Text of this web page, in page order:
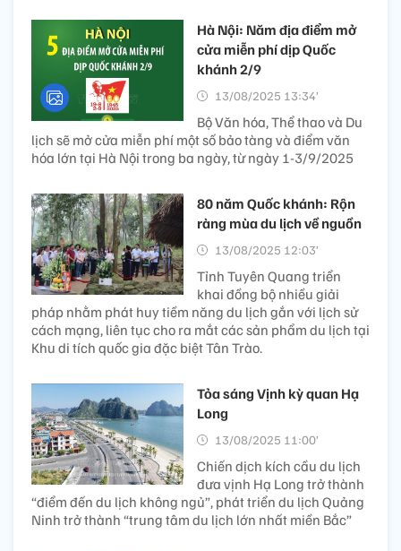
Hà Nội: Năm địa điểm mở
cửa miễn phí dịp Quốc
khánh 2/9
13/08/2025 13:34’
Bộ Văn hóa, Thể thao và Du
lịch sẽ mở cửa miễn phí một số bảo tàng và điểm văn
hóa lớn tại Hà Nội trong ba ngày, từ ngày 1-3/9/2025
80 năm Quốc khánh: Rộn
ràng mùa du lịch về nguồn
13/08/2025 12:03’
Tỉnh Tuyên Quang triển
khai đồng bộ nhiều giải
pháp nhằm phát huy tiềm năng du lịch gắn với lịch sử
cách mạng, liên tục cho ra mắt các sản phẩm du lịch tại
Khu di tích quốc gia đặc biệt Tân Trào.
Tỏa sáng Vịnh kỳ quan Hạ
Long
13/08/2025 11:00’
Chiến dịch kích cầu du lịch
đưa vịnh Hạ Long trở thành
“điểm đến du lịch không ngủ”, phát triển du lịch Quảng
Ninh trở thành “trung tâm du lịch lớn nhất miền Bắc”